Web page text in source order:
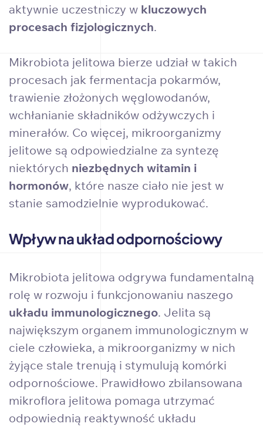
aktywnie uczestniczy w kluczowych
procesach fizjologicznych.
Mikrobiota jelitowa bierze udział w takich
procesach jak fermentacja pokarmów,
trawienie złożonych węglowodanów,
wchłanianie składników odżywczych i
minerałów. Co więcej, mikroorganizmy
jelitowe są odpowiedzialne za syntezę
niektórych niezbędnych witamin i
hormonów, które nasze ciało nie jest w
stanie samodzielnie wyprodukować.
Wpływ na układ odpornościowy
Mikrobiota jelitowa odgrywa fundamentalną
rolę w rozwoju i funkcjonowaniu naszego
układu immunologicznego. Jelita są
największym organem immunologicznym w
ciele człowieka, a mikroorganizmy w nich
żyjące stale trenują i stymulują komórki
odpornościowe. Prawidłowo zbilansowana
mikroflora jelitowa pomaga utrzymać
odpowiednią reaktywność układu